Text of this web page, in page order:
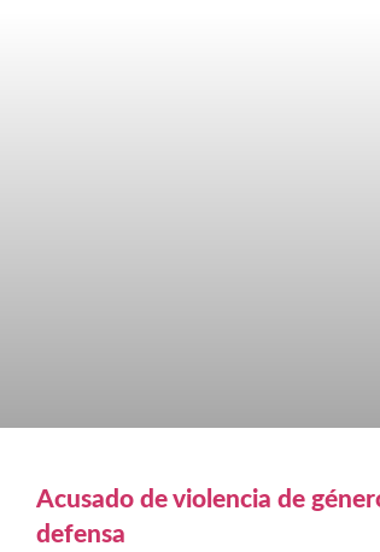
Acusado de violencia de
defensa